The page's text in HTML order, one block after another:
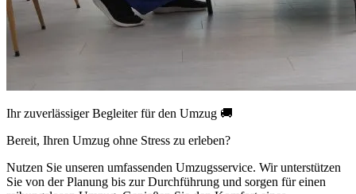
Ihr zuverlässiger Begleiter für den Umzug 🚚
Bereit, Ihren Umzug ohne Stress zu erleben?
Nutzen Sie unseren umfassenden Umzugsservice. Wir unterstützen
Sie von der Planung bis zur Durchführung und sorgen für einen